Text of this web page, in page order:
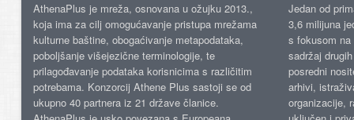
AthenaPlus je mreža, osnovana u ožujku 2013.,
koja ima za cilj omogućavanje pristupa mrežama
kulturne baštine, obogaćivanje metapodataka,
poboljšanje višejezične terminologije, te
prilagođavanje podataka korisnicima s različitim
potrebama. Konzorcij Athene Plus sastoji se od
ukupno 40 partnera iz 21 države članice.
Jedan od
3,6 milijuna
s fokusom
sadržaj
posredni
arhivi,
organizacije,